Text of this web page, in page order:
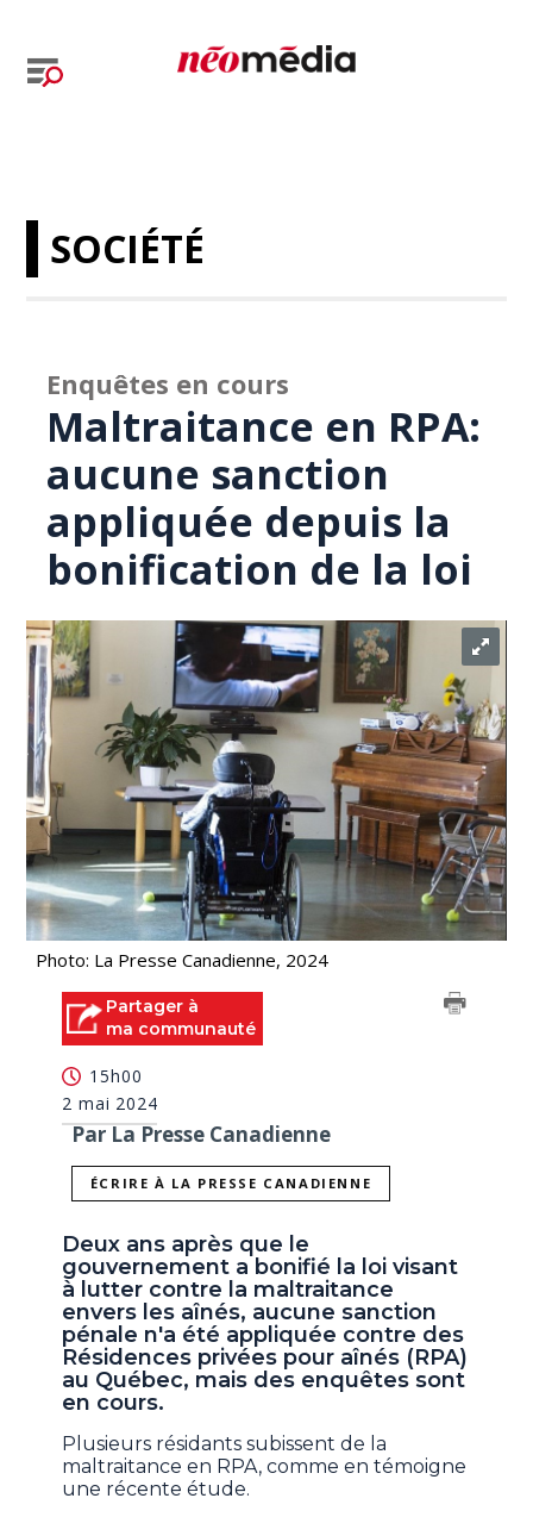
SOCIÉTÉ
Enquêtes en cours
Maltraitance en RPA:
aucune sanction
appliquée depuis la
bonification de la loi
Photo: La Presse Canadienne, 2024
Partager à
ma communauté
15h00
2 mai 2024
Par La Presse Canadienne
ÉCRIRE À LA PRESSE CANADIENNE
Deux ans après que le
gouvernement a bonifié la loi visant
à lutter contre la maltraitance
envers les aînés, aucune sanction
pénale n'a été appliquée contre des
Résidences privées pour aînés (RPA)
au Québec, mais des enquêtes sont
en cours.
Plusieurs résidants subissent de la
maltraitance en RPA, comme en témoigne
une récente étude.